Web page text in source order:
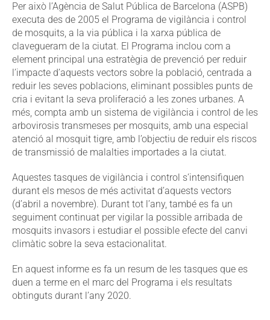
Per això l’Agència de Salut Pública de Barcelona (ASPB)
executa des de 2005 el Programa de vigilància i control
de mosquits, a la via pública i la xarxa pública de
clavegueram de la ciutat. El Programa inclou com a
element principal una estratègia de prevenció per reduir
l’impacte d’aquests vectors sobre la població, centrada a
reduir les seves poblacions, eliminant possibles punts de
cria i evitant la seva proliferació a les zones urbanes. A
més, compta amb un sistema de vigilància i control de les
arbovirosis transmeses per mosquits, amb una especial
atenció al mosquit tigre, amb l’objectiu de reduir els riscos
de transmissió de malalties importades a la ciutat.
Aquestes tasques de vigilància i control s’intensifiquen
durant els mesos de més activitat d’aquests vectors
(d’abril a novembre). Durant tot l’any, també es fa un
seguiment continuat per vigilar la possible arribada de
mosquits invasors i estudiar el possible efecte del canvi
climàtic sobre la seva estacionalitat.
En aquest informe es fa un resum de les tasques que es
duen a terme en el marc del Programa i els resultats
obtinguts durant l’any 2020.